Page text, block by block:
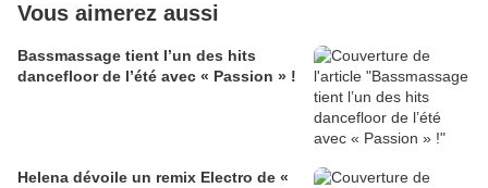
Vous aimerez aussi
Bassmassage tient l’un des hits
dancefloor de l’été avec « Passion » !
Helena dévoile un remix Electro de «